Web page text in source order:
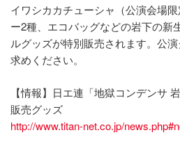
イワシカカチューシャ（公演会場
ー2種、エコバッグなどの岩下の新
ルグッズが特別販売されます。公
求めください。
【情報】日エ連「地獄コンデンサ
販売グッズ
http://www.titan-net.co.jp/